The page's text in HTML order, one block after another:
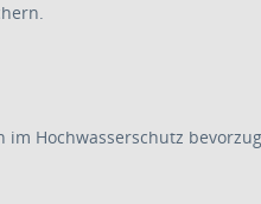
Hochwasserschutz